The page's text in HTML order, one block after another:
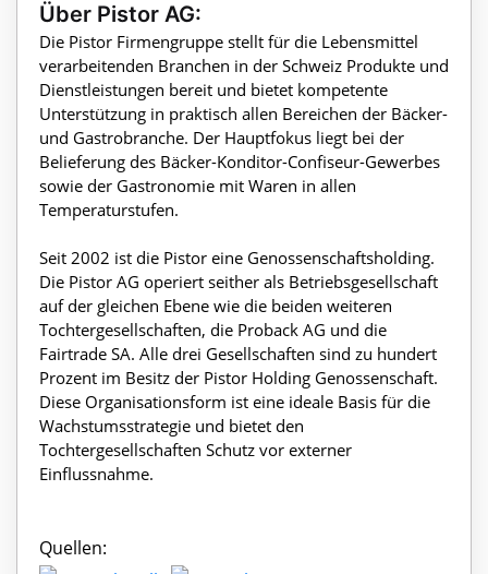
Über Pistor AG:
Die Pistor Firmengruppe stellt für die Lebensmittel
verarbeitenden Branchen in der Schweiz Produkte und
Dienstleistungen bereit und bietet kompetente
Unterstützung in praktisch allen Bereichen der Bäcker-
und Gastrobranche. Der Hauptfokus liegt bei der
Belieferung des Bäcker-Konditor-Confiseur-Gewerbes
sowie der Gastronomie mit Waren in allen
Temperaturstufen.
Seit 2002 ist die Pistor eine Genossenschaftsholding.
Die Pistor AG operiert seither als Betriebsgesellschaft
auf der gleichen Ebene wie die beiden weiteren
Tochtergesellschaften, die Proback AG und die
Fairtrade SA. Alle drei Gesellschaften sind zu hundert
Prozent im Besitz der Pistor Holding Genossenschaft.
Diese Organisationsform ist eine ideale Basis für die
Wachstumsstrategie und bietet den
Tochtergesellschaften Schutz vor externer
Einflussnahme.
Quellen: